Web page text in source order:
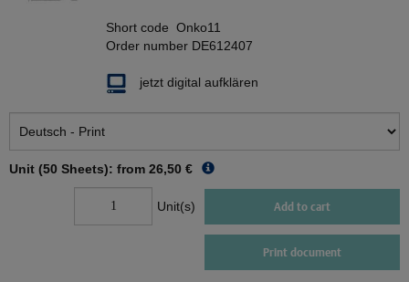
Short code Onko11
Order number DE612407
jetzt digital aufklären
Unit (50 Sheets): from 26,50 €
Unit(s) Add to cart
Print document